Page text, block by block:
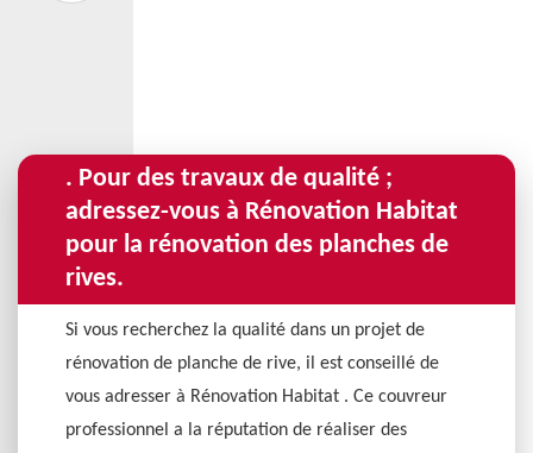
. Pour des travaux de qualité ;
adressez-vous à Rénovation Habitat
pour la rénovation des planches de
rives.
Si vous recherchez la qualité dans un projet de
rénovation de planche de rive, il est conseillé de
vous adresser à Rénovation Habitat . Ce couvreur
professionnel a la réputation de réaliser des